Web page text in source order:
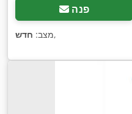
פנה
מצב: חדש ,